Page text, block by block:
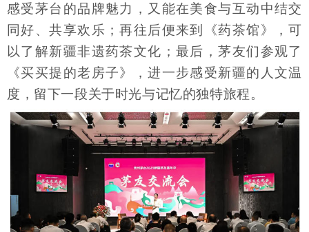
感受茅台的品牌魅力，又能在美食与互动中结交
同好、共享欢乐；再往后便来到《药茶馆》，可
以了解新疆非遗药茶文化；最后，茅友们参观了
《买买提的老房子》，进一步感受新疆的人文温
度，留下一段关于时光与记忆的独特旅程。